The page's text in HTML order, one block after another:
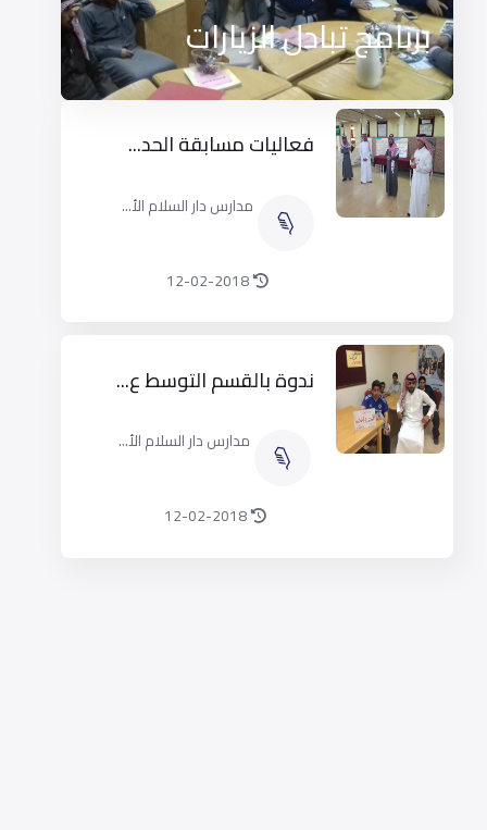
برنامج تبادل الزيارات
والخبرات
​فعاليات مسابقة الحد...
مدارس دار السلام الأ...
12-02-2018
ندوة بالقسم التوسط ع...
مدارس دار السلام الأ...
12-02-2018